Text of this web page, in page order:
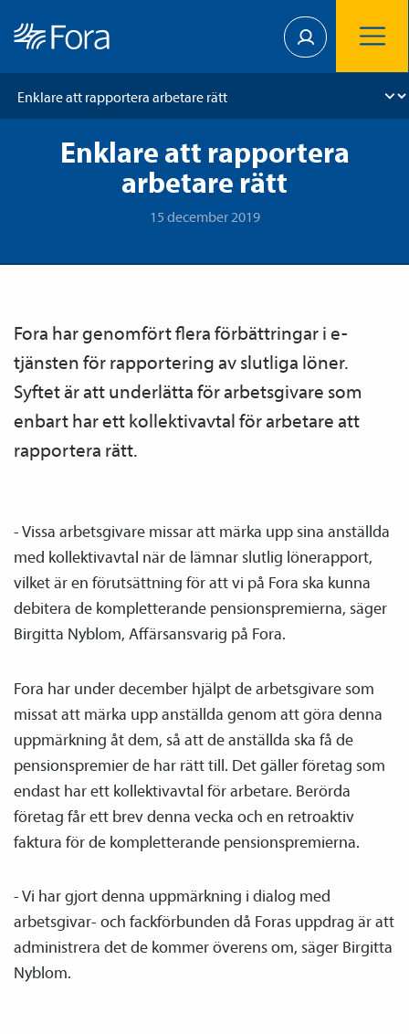
Enklare att rapportera
arbetare rätt
15 december 2019
Fora har genomfört flera förbättringar i e-
tjänsten för rapportering av slutliga löner.
Syftet är att underlätta för arbetsgivare som
enbart har ett kollektiv­avtal för arbetare att
rapportera rätt.
- Vissa arbetsgivare missar att märka upp sina anställda
med kollektiv­avtal när de lämnar slutlig lönerapport,
vilket är en förutsättning för att vi på Fora ska kunna
debitera de kompletterande pensions­premierna, säger
Birgitta Nyblom, Affärsansvarig på Fora.
Fora har under december hjälpt de arbetsgivare som
missat att märka upp anställda genom att göra denna
upp­märkning åt dem, så att de anställda ska få de
pensions­premier de har rätt till. Det gäller företag som
endast har ett kollektiv­avtal för arbetare. Berörda
företag får ett brev denna vecka och en retroaktiv
faktura för de kompletterande pensions­premierna.
- Vi har gjort denna upp­märkning i dialog med
arbetsgivar- och fackförbunden då Foras uppdrag är att
administrera det de kommer överens om, säger Birgitta
Nyblom.